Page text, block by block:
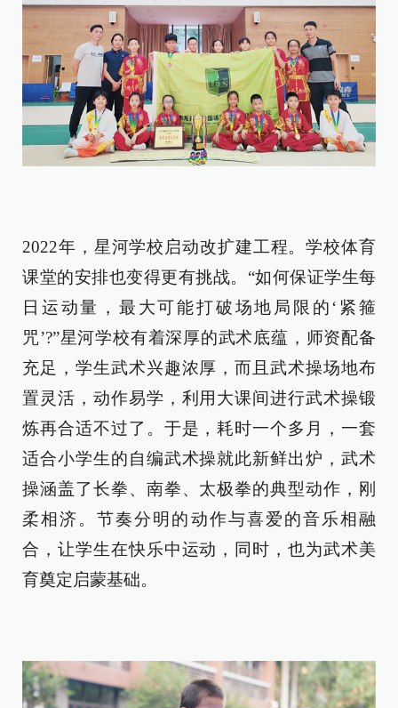
2022年，星河学校启动改扩建工程。学校体育
课堂的安排也变得更有挑战。“如何保证学生每
日运动量，最大可能打破场地局限的‘紧箍
咒’?”星河学校有着深厚的武术底蕴，师资配备
充足，学生武术兴趣浓厚，而且武术操场地布
置灵活，动作易学，利用大课间进行武术操锻
炼再合适不过了。于是，耗时一个多月，一套
适合小学生的自编武术操就此新鲜出炉，武术
操涵盖了长拳、南拳、太极拳的典型动作，刚
柔相济。节奏分明的动作与喜爱的音乐相融
合，让学生在快乐中运动，同时，也为武术美
育奠定启蒙基础。